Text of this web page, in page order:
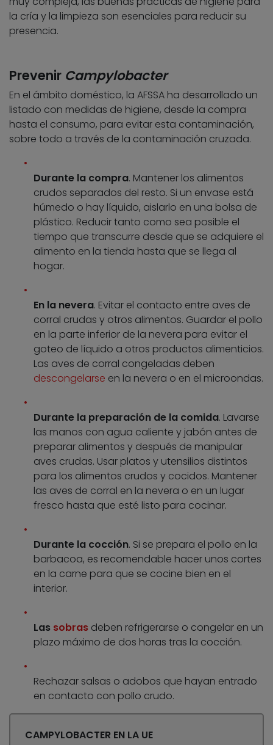
la cría y la limpieza son esenciales para reducir su
presencia.
Prevenir Campylobacter
En el ámbito doméstico, la AFSSA ha desarrollado un
listado con medidas de higiene, desde la compra
hasta el consumo, para evitar esta contaminación,
sobre todo a través de la contaminación cruzada.
Durante la compra. Mantener los alimentos
crudos separados del resto. Si un envase está
húmedo o hay líquido, aislarlo en una bolsa de
plástico. Reducir tanto como sea posible el
tiempo que transcurre desde que se adquiere el
alimento en la tienda hasta que se llega al
hogar.
En la nevera. Evitar el contacto entre aves de
corral crudas y otros alimentos. Guardar el pollo
en la parte inferior de la nevera para evitar el
goteo de líquido a otros productos alimenticios.
Las aves de corral congeladas deben
descongelarse en la nevera o en el microondas.
Durante la preparación de la comida. Lavarse
las manos con agua caliente y jabón antes de
preparar alimentos y después de manipular
aves crudas. Usar platos y utensilios distintos
para los alimentos crudos y cocidos. Mantener
las aves de corral en la nevera o en un lugar
fresco hasta que esté listo para cocinar.
Durante la cocción. Si se prepara el pollo en la
barbacoa, es recomendable hacer unos cortes
en la carne para que se cocine bien en el
interior.
Las sobras deben refrigerarse o congelar en un
plazo máximo de dos horas tras la cocción.
Rechazar salsas o adobos que hayan entrado
en contacto con pollo crudo.
CAMPYLOBACTER EN LA UE